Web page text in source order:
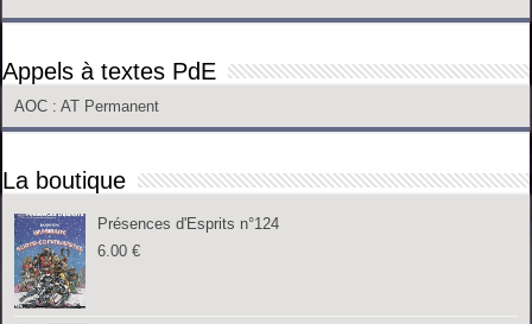
Appels à textes PdE
AOC : AT Permanent
La boutique
Présences d'Esprits n°124
6.00€